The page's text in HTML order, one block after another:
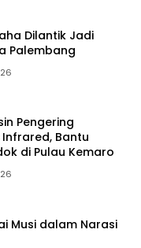
Dilantik Jadi
Palembang
Pengering
Bantu
di Pulau Kemaro
Musi dalam Narasi